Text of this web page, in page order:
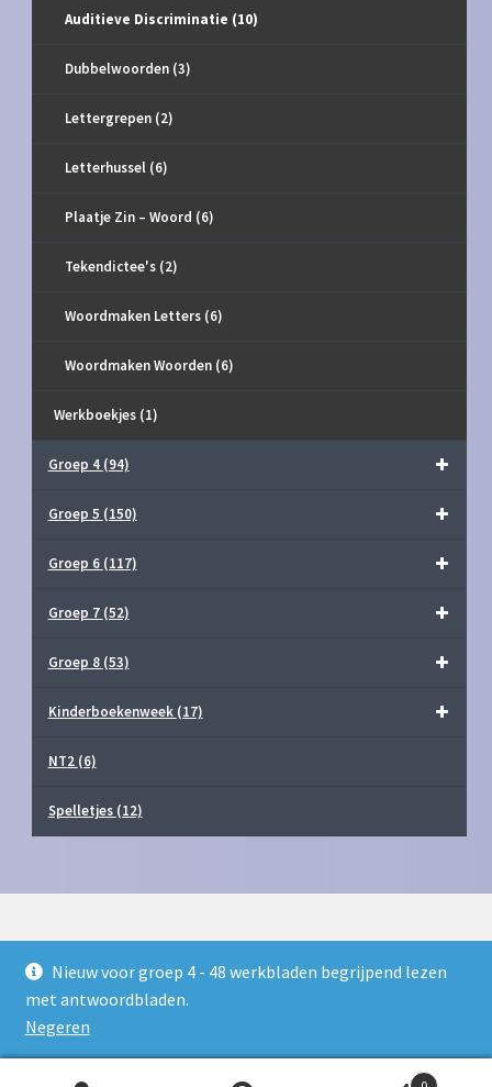
Nieuw voor groep 4 - 48 werkbladen begrijpend lezen
met antwoordbladen.
Negeren
Auditieve Discriminatie (10)
Dubbelwoorden (3)
Lettergrepen (2)
Letterhussel (6)
Plaatje Zin – Woord (6)
Tekendictee's (2)
Woordmaken Letters (6)
Woordmaken Woorden (6)
Werkboekjes (1)
Groep 4 (94)
Groep 5 (150)
Groep 6 (117)
Groep 7 (52)
Groep 8 (53)
Kinderboekenweek (17)
NT2 (6)
Spelletjes (12)
© Juf Milou Webshop 2026
Privacy Policy
Gebouwd met WooCommerce